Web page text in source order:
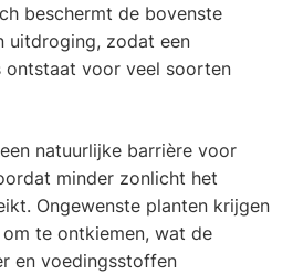
beschermt de bovenste
uitdroging, zodat een
ontstaat voor veel soorten
natuurlijke barrière voor
minder zonlicht het
Ongewenste planten krijgen
te ontkiemen, wat de
en voedingsstoffen